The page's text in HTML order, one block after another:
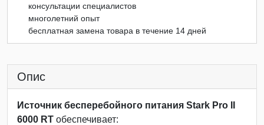
консультации специалистов
многолетний опыт
бесплатная замена товара в течение 14 дней
Опис
Источник бесперебойного питания Stark Pro II
6000 RT обеспечивает: